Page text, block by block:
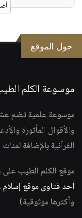
حول الموقع
موسوعة الكلم
موسوعة علمية تضم
والأقوال المأثورة
القرآنية بالإضافة
موقع الكلم الطيب
أحد فتاوى موقع
وأكثرها موثوقية)